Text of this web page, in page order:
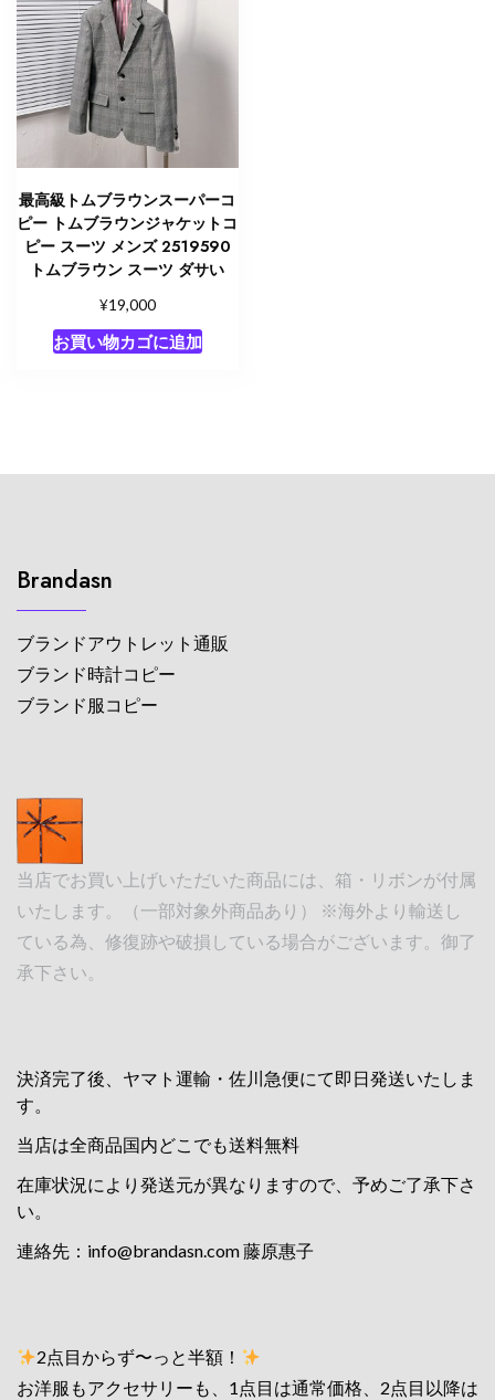
最高級トムブラウンスーパーコ
ピー トムブラウンジャケットコ
ピー スーツ メンズ 2519590
トムブラウン スーツ ダサい
¥19,000
お買い物カゴに追加
Brandasn
ブランドアウトレット通販
ブランド時計コピー
ブランド服コピー
当店でお買い上げいただいた商品には、箱・リボンが付属
いたします。（一部対象外商品あり） ※海外より輸送し
ている為、修復跡や破損している場合がございます。御了
承下さい。
決済完了後、ヤマト運輸・佐川急便にて即日発送いたしま
す。
当店は全商品国内どこでも送料無料
在庫状況により発送元が異なりますので、予めご了承下さ
い。
連絡先： info@brandasn.com藤原惠子
2点目からず〜っと半額！
お洋服もアクセサリーも、1点目は通常価格、2点目以降は